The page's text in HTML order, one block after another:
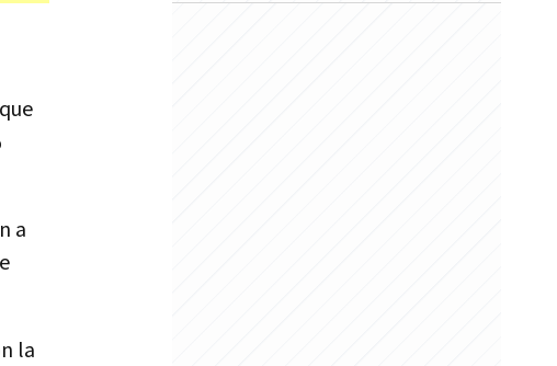
a
la